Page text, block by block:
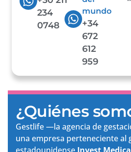
234
0748
mundo
+34
672
612
959
¿Quiénes
Gestlife —la agencia de
una empresa perteneciente al